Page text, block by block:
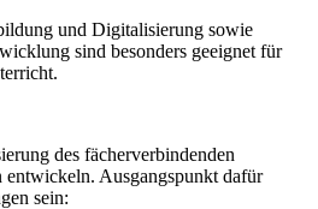
und Digitalisierung sowie
sind besonders geeignet für
des fächerverbindenden
Ausgangspunkt dafür
sein: